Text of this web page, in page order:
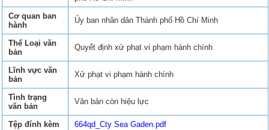
Cơ quan ban
hành
Ủy ban nhân dân Thành phố Hồ Chí Minh
Thể Loại văn
bản
Quyết định xử phạt vi phạm hành chính
Lĩnh vực văn
bản
Xử phạt vi phạm hành chính
Tình trạng
văn bản
Văn bản còn hiệu lực
Tệp đính kèm 664qd_Cty Sea Gaden.pdf